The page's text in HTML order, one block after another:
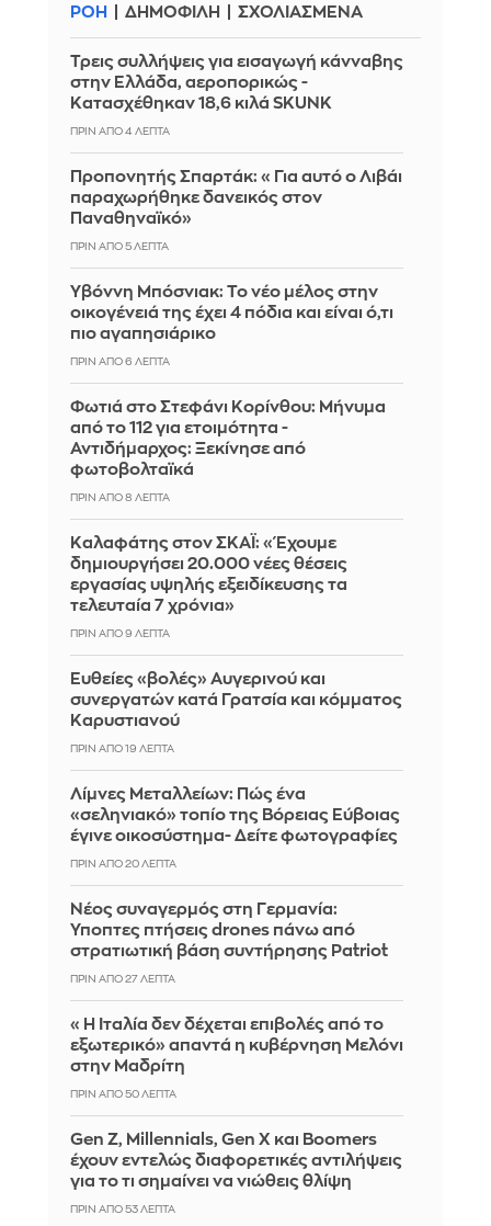
ΡΟΗ ΔΗΜΟΦΙΛΗ ΣΧΟΛΙΑΣΜΕΝΑ
Τρεις συλλήψεις για εισαγωγή κάνναβης
στην Ελλάδα, αεροπορικώς -
Κατασχέθηκαν 18,6 κιλά SKUNK
ΠΡΙΝ ΑΠΌ 4 ΛΕΠΤΆ
Προπονητής Σπαρτάκ: «Για αυτό ο Λιβάι
παραχωρήθηκε δανεικός στον
Παναθηναϊκό»
ΠΡΙΝ ΑΠΌ 5 ΛΕΠΤΆ
Υβόννη Μπόσνιακ: Το νέο μέλος στην
οικογένειά της έχει 4 πόδια και είναι ό,τι
πιο αγαπησιάρικο
ΠΡΙΝ ΑΠΌ 6 ΛΕΠΤΆ
Φωτιά στο Στεφάνι Κορίνθου: Μήνυμα
από το 112 για ετοιμότητα -
Αντιδήμαρχος: Ξεκίνησε από
φωτοβολταϊκά
ΠΡΙΝ ΑΠΌ 8 ΛΕΠΤΆ
Καλαφάτης στον ΣΚΑΪ: «Έχουμε
δημιουργήσει 20.000 νέες θέσεις
εργασίας υψηλής εξειδίκευσης τα
τελευταία 7 χρόνια»
ΠΡΙΝ ΑΠΌ 9 ΛΕΠΤΆ
Ευθείες «βολές» Αυγερινού και
συνεργατών κατά Γρατσία και κόμματος
Καρυστιανού
ΠΡΙΝ ΑΠΌ 19 ΛΕΠΤΆ
Λίμνες Μεταλλείων: Πώς ένα
«σεληνιακό» τοπίο της Βόρειας Εύβοιας
έγινε οικοσύστημα- Δείτε φωτογραφίες
ΠΡΙΝ ΑΠΌ 20 ΛΕΠΤΆ
Νέος συναγερμός στη Γερμανία:
Ύποπτες πτήσεις drones πάνω από
στρατιωτική βάση συντήρησης Patriot
ΠΡΙΝ ΑΠΌ 27 ΛΕΠΤΆ
«Η Ιταλία δεν δέχεται επιβολές από το
εξωτερικό» απαντά η κυβέρνηση Μελόνι
στην Μαδρίτη
ΠΡΙΝ ΑΠΌ 50 ΛΕΠΤΆ
Gen Z, Millennials, Gen X και Boomers
έχουν εντελώς διαφορετικές αντιλήψεις
για το τι σημαίνει να νιώθεις θλίψη
ΠΡΙΝ ΑΠΌ 53 ΛΕΠΤΆ